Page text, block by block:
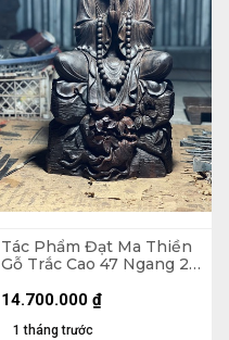
Tác Phẩm Đạt Ma Thiền
Gỗ Trắc Cao 47 Ngang 26
1 tháng trước
14.700.000 ₫